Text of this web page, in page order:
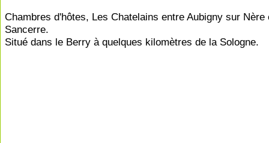
Chambres d'hôtes, Les Chatelains entre Aubigny sur Nère
Sancerre.
Situé dans le Berry à quelques kilomètres de la Sologne.